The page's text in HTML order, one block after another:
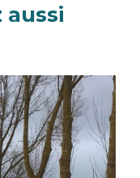
aussi